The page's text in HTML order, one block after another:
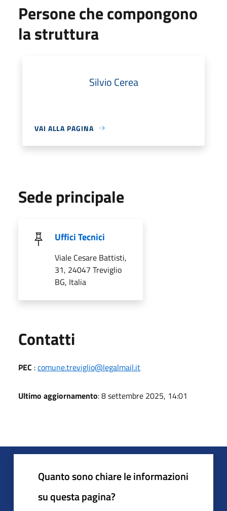
Persone che compongono
la struttura
Silvio Cerea
VAI ALLA PAGINA
Sede principale
Uffici Tecnici
Viale Cesare Battisti,
31, 24047 Treviglio
BG, Italia
Contatti
PEC :comune.treviglio@legalmail.it
Ultimo aggiornamento: 8 settembre 2025, 14:01
Quanto sono chiare le informazioni
su questa pagina?